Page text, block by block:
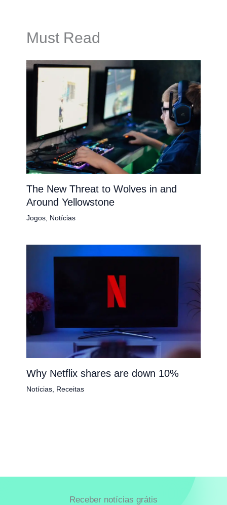
Must Read
The New Threat to Wolves in and
Around Yellowstone
Jogos, Notícias
Why Netflix shares are down 10%
Notícias, Receitas
Receber notícias grátis